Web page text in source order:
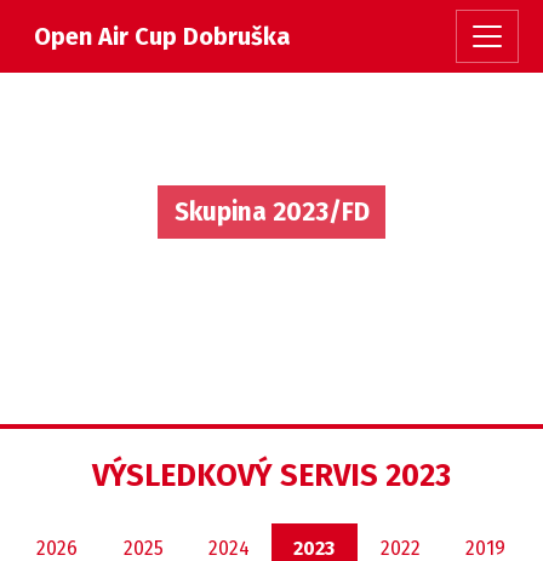
Open Air Cup Dobruška
Skupina 2023/FD
VÝSLEDKOVÝ SERVIS 2023
2026 2025 2024 2023 2022 2019